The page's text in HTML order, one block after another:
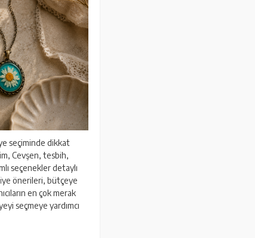
seçiminde dikkat
Cevşen, tesbih,
seçenekler detaylı
önerileri, bütçeye
en çok merak
seçmeye yardımcı